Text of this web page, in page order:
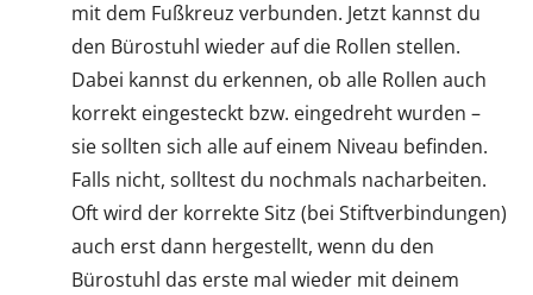
mit dem Fußkreuz verbunden. Jetzt kannst du
den Bürostuhl wieder auf die Rollen stellen.
Dabei kannst du erkennen, ob alle Rollen auch
korrekt eingesteckt bzw. eingedreht wurden –
sie sollten sich alle auf einem Niveau befinden.
Falls nicht, solltest du nochmals nacharbeiten.
Oft wird der korrekte Sitz (bei Stiftverbindungen)
auch erst dann hergestellt, wenn du den
Bürostuhl das erste mal wieder mit deinem